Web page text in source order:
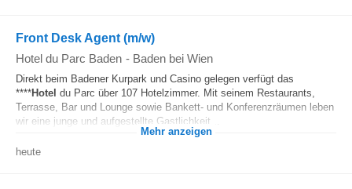
Front Desk Agent (m/w)
Hotel du Parc Baden - Baden bei Wien
Direkt beim Badener Kurpark und Casino gelegen verfügt das
****Hotel du Parc über 107 Hotelzimmer. Mit seinem Restaurants,
Terrasse, Bar und Lounge sowie Bankett- und Konferenzräumen leben
wir eine junge und aufgestellte Gastlichkeit...
Mehr anzeigen
heute